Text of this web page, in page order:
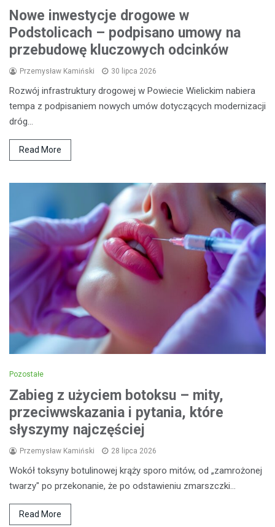
Nowe inwestycje drogowe w
Podstolicach – podpisano umowy na
przebudowę kluczowych odcinków
Przemysław Kamiński 30 lipca 2026
Rozwój infrastruktury drogowej w Powiecie Wielickim nabiera
tempa z podpisaniem nowych umów dotyczących modernizacji
dróg…
Read More
Pozostałe
Zabieg z użyciem botoksu – mity,
przeciwwskazania i pytania, które
słyszymy najczęściej
Przemysław Kamiński 28 lipca 2026
Wokół toksyny botulinowej krąży sporo mitów, od „zamrożonej
twarzy" po przekonanie, że po odstawieniu zmarszczki…
Read More